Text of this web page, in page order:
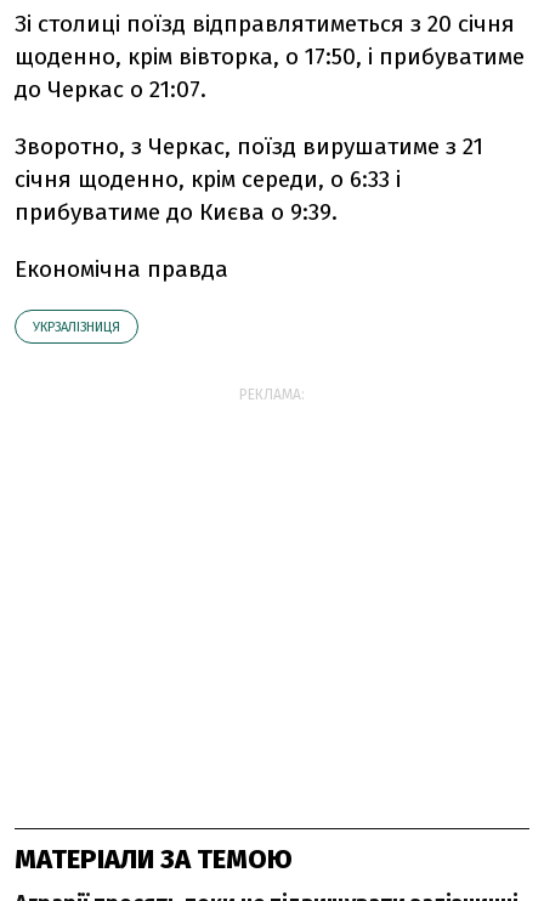
Зі столиці поїзд відправлятиметься з 20 січня
щоденно, крім вівторка, о 17:50, і прибуватиме
до Черкас о 21:07.
Зворотно, з Черкас, поїзд вирушатиме з 21
січня щоденно, крім середи, о 6:33 і
прибуватиме до Києва о 9:39.
Економічна правда
УКРЗАЛІЗНИЦЯ
РЕКЛАМА:
МАТЕРІАЛИ ЗА ТЕМОЮ